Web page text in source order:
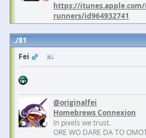
https://
runners/id964932741
81
Fei
@originalfei
Homebrews Connexion
In pixels we trust.
ORE WO DARE DA TO